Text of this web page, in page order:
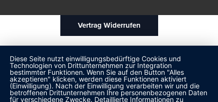
Vertrag Widerrufen
Diese Seite nutzt einwilligungsbedürftige Cookies und
Technologien von Drittunternehmen zur Integration
bestimmter Funktionen. Wenn Sie auf den Button "Alles
akzeptieren" klicken, werden diese Funktionen aktiviert
(Einwilligung). Nach der Einwilligung verarbeiten wir und die
betroffenen Drittunternehmen Ihre personenbezogenen Daten
für verschiedene Zwecke. Detaillierte Informationen zu